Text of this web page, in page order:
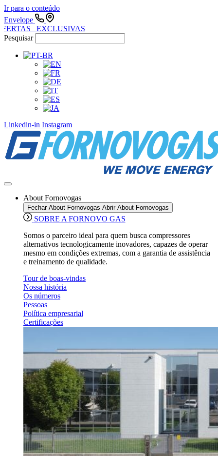
Ir para o conteúdo
Envelope
EXCLUSIVAS
Pesquisar
Linkedin-in Instagram
About Fornovogas
Fechar About Fornovogas Abrir About Fornovogas
SOBRE A FORNOVO GAS
Somos o parceiro ideal para quem busca compressores
alternativos tecnologicamente inovadores, capazes de operar
mesmo em condições extremas, com a garantia de assistência
e treinamento de qualidade.
Tour de boas-vindas
Nossa história
Os números
Pessoas
Política empresarial
Certificações